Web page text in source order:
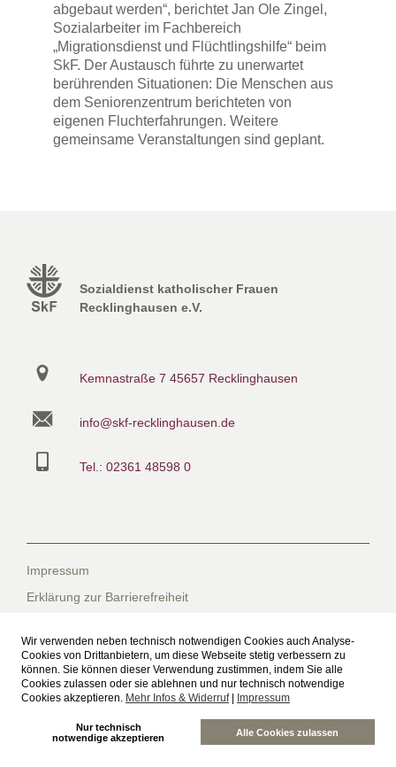
Wir verwenden neben technisch notwendigen Cookies auch Analyse-
Cookies von Drittanbietern, um diese Webseite stetig verbessern zu
können. Sie können dieser Verwendung zustimmen, indem Sie alle
Cookies zulassen oder sie ablehnen und nur technisch notwendige
Cookies akzeptieren. Mehr Infos & Widerruf| Impressum
Nur technisch
notwendige akzeptieren
Alle Cookies zulassen
abgebaut werden“, berichtet Jan Ole Zingel,
Sozialarbeiter im Fachbereich
„Migrationsdienst und Flüchtlingshilfe“ beim
SkF. Der Austausch führte zu unerwartet
berührenden Situationen: Die Menschen aus
dem Seniorenzentrum berichteten von
eigenen Fluchterfahrungen. Weitere
gemeinsame Veranstaltungen sind geplant.
Sozialdienst katholischer Frauen
Recklinghausen e.V.
Kemnastraße 7 45657 Recklinghausen
info@skf-recklinghausen.de
Tel.: 02361 48598 0
Impressum
Erklärung zur Barrierefreiheit
Datenschutzerklärung für die Facebook-Seite
Suche
Sitemap
Freiwilliges Soziales Schuljahr beim SkF